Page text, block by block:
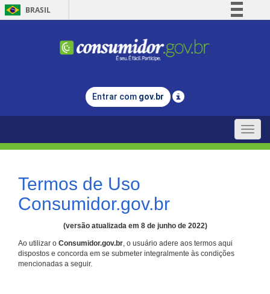
BRASIL
Comunica BR
Legislação
Entrar com gov.br
Toggle
Termos de Uso
Consumidor.gov.br
(versão atualizada em 8 de junho de 2022)
Ao utilizar o Consumidor.gov.br, o usuário adere aos termos aqui
dispostos e concorda em se submeter integralmente às condições
mencionadas a seguir.